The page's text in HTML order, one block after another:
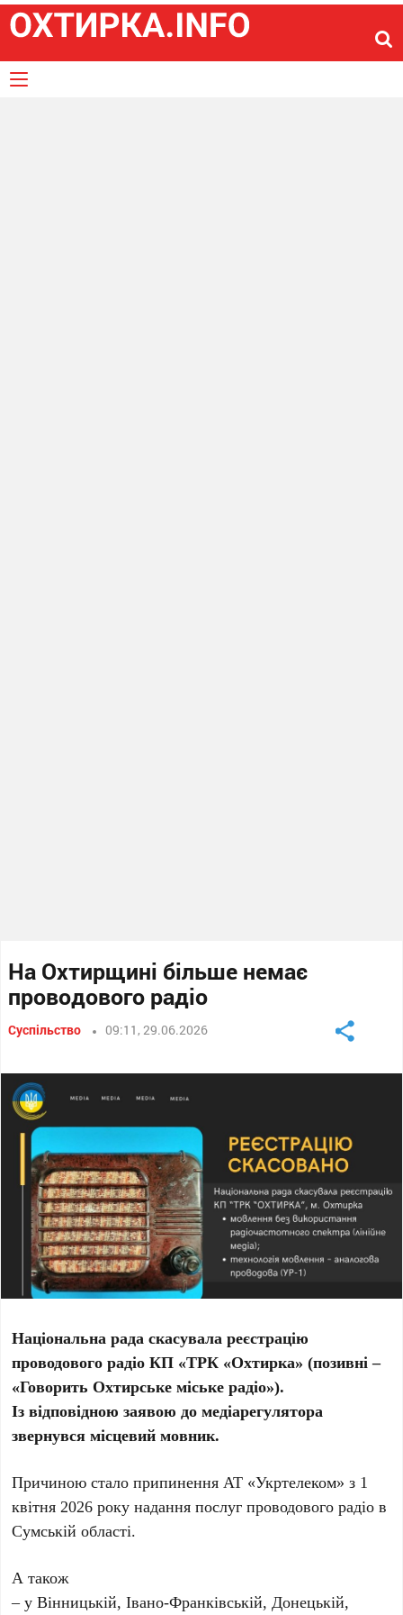
На Охтирщині більше немає
проводового радіо
Суспільство 09:11, 29.06.2026
Національна рада скасувала реєстрацію
проводового радіо КП «ТРК «Охтирка» (позивні –
«Говорить Охтирське міське радіо»).
Із відповідною заявою до медіарегулятора
звернувся місцевий мовник.
Причиною стало припинення АТ «Укртелеком» з 1
квітня 2026 року надання послуг проводового радіо в
Сумській області.
А також
– у Вінницькій, Івано-Франківській, Донецькій,